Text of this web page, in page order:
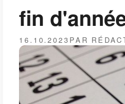
fin
16.10.2023PAR